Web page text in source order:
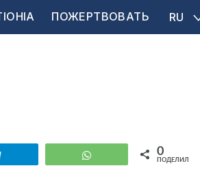
ПОЖЕРТВОВАТЬ RU
WhatsApp 0
ПОДЕЛИЛИСЬ